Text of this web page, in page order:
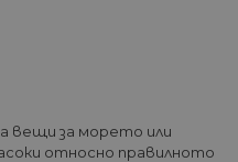
вещи за морето или
относно правилното